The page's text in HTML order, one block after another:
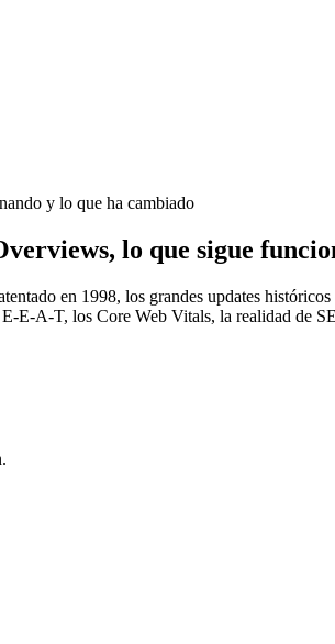
y lo que ha cambiado
lo que sigue
en 1998, los grandes updates
A-T, los Core Web Vitals, la realidad de